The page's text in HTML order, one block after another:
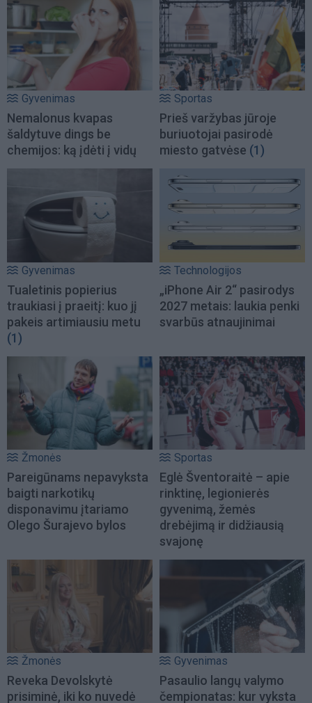
Gyvenimas
Nemalonus kvapas
šaldytuve dings be
chemijos: ką įdėti į vidų
Sportas
Prieš varžybas jūroje
buriuotojai pasirodė
miesto gatvėse (1)
Gyvenimas
Tualetinis popierius
traukiasi į praeitį: kuo jį
pakeis artimiausiu metu
(1)
Technologijos
„iPhone Air 2“ pasirodys
2027 metais: laukia penki
svarbūs atnaujinimai
Žmonės
Pareigūnams nepavyksta
baigti narkotikų
disponavimu įtariamo
Olego Šurajevo bylos
Sportas
Eglė Šventoraitė – apie
rinktinę, legionierės
gyvenimą, žemės
drebėjimą ir didžiausią
svajonę
Žmonės
Reveka Devolskytė
prisiminė, iki ko nuvedė
Gyvenimas
Pasaulio langų valymo
čempionatas: kur vyksta